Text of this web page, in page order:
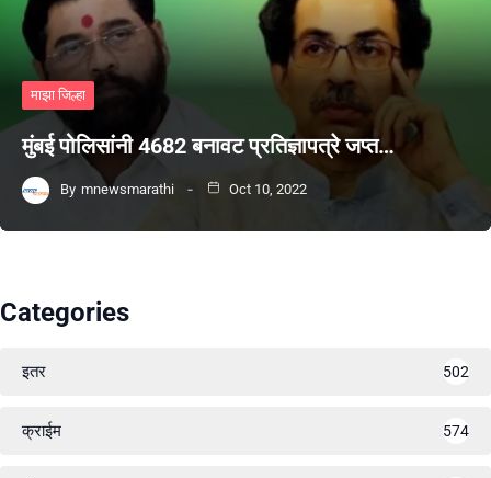
माझा जिल्हा
मुंबई पोलिसांनी 4682 बनावट प्रतिज्ञापत्रे जप्त…
By mnewsmarathi Oct 10, 2022
Categories
इतर 502
क्राईम 574